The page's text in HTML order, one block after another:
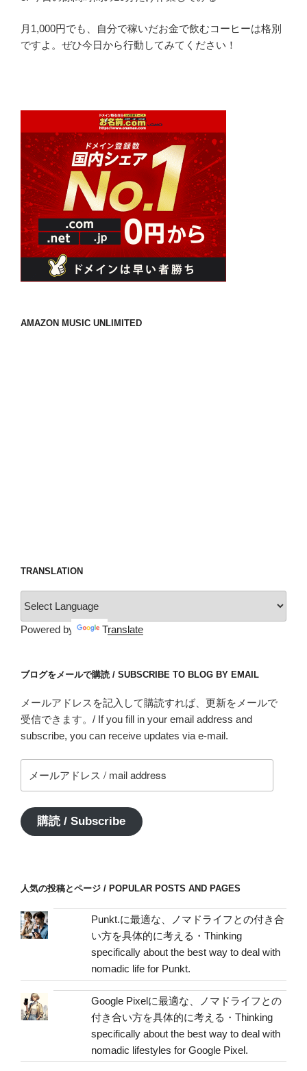
月1,000円でも、自分で稼いだお金で飲むコーヒーは格別
ですよ。ぜひ今日から行動してみてください！
AMAZON MUSIC UNLIMITED
TRANSLATION
Powered by Translate
ブログをメールで購読 / SUBSCRIBE TO BLOG BY EMAIL
メールアドレスを記入して購読すれば、更新をメールで
受信できます。/ If you fill in your email address and
subscribe, you can receive updates via e-mail.
ー
ア
ド
address
購読 / Subscribe
人気の投稿とページ / POPULAR POSTS AND PAGES
Punkt.に最適な、ノマドライフとの付き合
い方を具体的に考える・Thinking
specifically about the best way to deal with
nomadic life for Punkt.
Google Pixelに最適な、ノマドライフとの
付き合い方を具体的に考える・Thinking
specifically about the best way to deal with
nomadic lifestyles for Google Pixel.